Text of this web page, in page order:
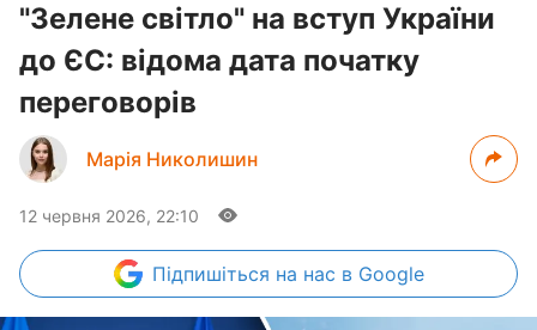
"Зелене світло" на вступ України
до ЄС: відома дата початку
переговорів
Марія Николишин
12 червня 2026, 22:10
Підпишіться на нас в Google